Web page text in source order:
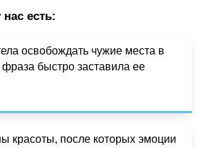
есть:
освобождать чужие места в
быстро заставила ее
красоты, после которых эмоции